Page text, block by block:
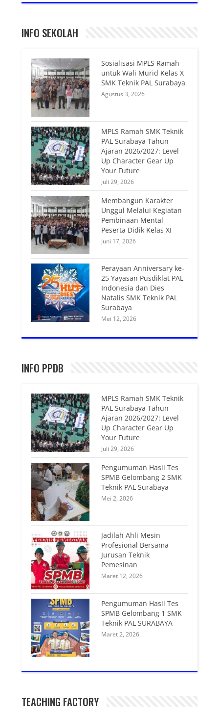
INFO SEKOLAH
Sosialisasi MPLS Ramah
untuk Wali Murid Kelas X
SMK Teknik PAL Surabaya
Agustus 3, 2026
MPLS Ramah SMK Teknik
PAL Surabaya Tahun
Ajaran 2026/2027: Level
Up Character Gear Up
Your Future
Juli 29, 2026
Membangun Karakter
Unggul Melalui Kegiatan
Pembinaan Mental
Peserta Didik Kelas XI
Juni 17, 2026
Perayaan Anniversary ke-
25 Yayasan Pusdiklat PAL
Indonesia dan Dies
Natalis SMK Teknik PAL
Surabaya
Mei 12, 2026
INFO PPDB
MPLS Ramah SMK Teknik
PAL Surabaya Tahun
Ajaran 2026/2027: Level
Up Character Gear Up
Your Future
Juli 29, 2026
Pengumuman Hasil Tes
SPMB Gelombang 2 SMK
Teknik PAL Surabaya
Mei 2, 2026
Jadilah Ahli Mesin
Profesional Bersama
Jurusan Teknik
Pemesinan
Maret 12, 2026
Pengumuman Hasil Tes
SPMB Gelombang 1 SMK
Teknik PAL SURABAYA
Maret 2, 2026
TEACHING FACTORY